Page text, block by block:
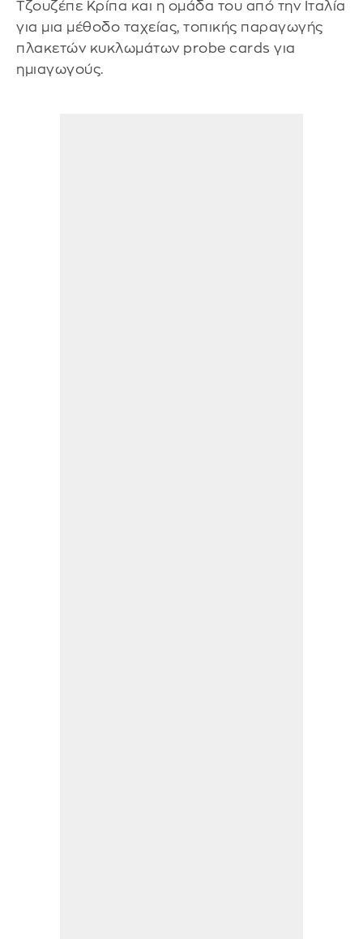
Τζουζέπε Κρίπα και η ομάδα του από την Ιταλία
για μια μέθοδο ταχείας, τοπικής παραγωγής
πλακετών κυκλωμάτων probe cards για
ημιαγωγούς.